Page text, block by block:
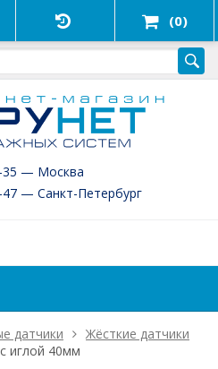
(0)
35 — Москва
47 — Санкт-Петербург
датчики
Жёсткие датчики
иглой 40мм